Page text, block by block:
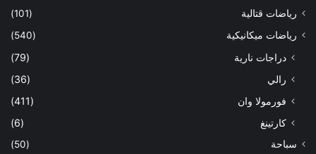
رياضات قتالية
(101)
رياضات ميكانيكية
(540)
دراجات نارية
(79)
رالي
(36)
فورمولا وان
(411)
كارتينغ
(6)
سباحة
(50)